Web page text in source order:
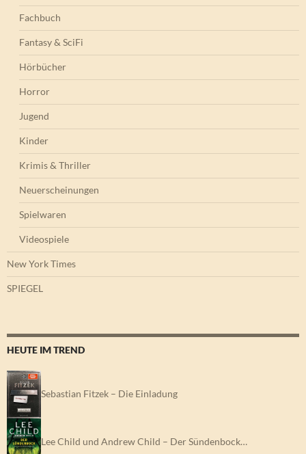
Fachbuch
Fantasy & SciFi
Hörbücher
Horror
Jugend
Kinder
Krimis & Thriller
Neuerscheinungen
Spielwaren
Videospiele
New York Times
SPIEGEL
HEUTE IM TREND
Sebastian Fitzek – Die Einladung
Lee Child und Andrew Child – Der Sündenbock…